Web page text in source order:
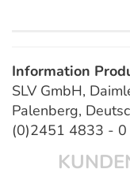
Information
SLV GmbH,
Palenberg,
(0)2451 4833 - 0